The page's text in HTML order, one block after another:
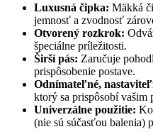
Luxusná čipka: Mäkká
jemnosť a zvodnosť
Otvorený rozkrok:
špeciálne príležitosti.
Širší pás: Zaručuje
prispôsobenie postave.
Odnímateľné,
ktorý sa prispôsobí vašim
Univerzálne použitie:
(nie sú súčasťou balenia)